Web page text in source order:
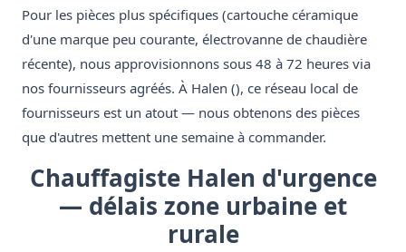
Pour les pièces plus spécifiques (cartouche céramique
d'une marque peu courante, électrovanne de chaudière
récente), nous approvisionnons sous 48 à 72 heures via
nos fournisseurs agréés. À Halen (), ce réseau local de
fournisseurs est un atout — nous obtenons des pièces
que d'autres mettent une semaine à commander.
Chauffagiste Halen d'urgence
— délais zone urbaine et
rurale